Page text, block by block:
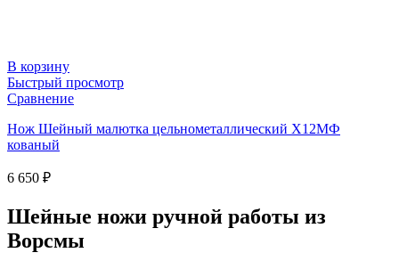
В корзину
Быстрый просмотр
Сравнение
Нож Шейный малютка цельнометаллический Х12МФ
кованый
6 650 ₽
Шейные ножи ручной работы из
Ворсмы